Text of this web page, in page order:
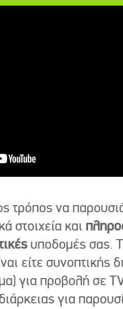
τρόπος να
στοιχεία και
υποδομές σας.
είτε συνοπτικής
για προβολή σε
για